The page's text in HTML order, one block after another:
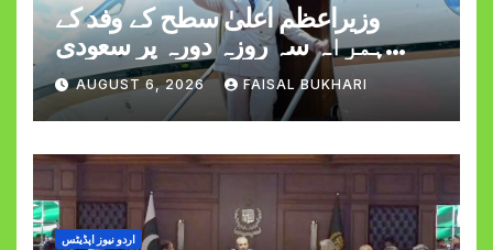
وزیراعظم اعلیٰ سطح کے وفد کے
ہمراہ سہ روزہ دورہ پر سعودی
عرب روانہ
AUGUST 6, 2026 FAISAL BUKHARI
اردو نیوز اپڈیٹس